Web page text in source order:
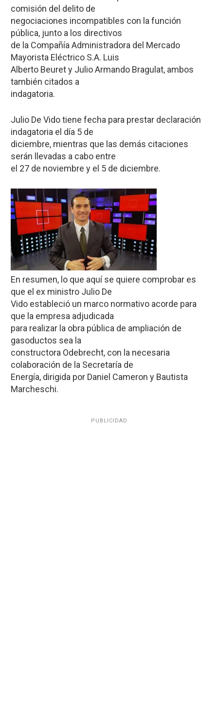
comisión del delito de
negociaciones incompatibles con la función
pública, junto a los directivos
de la Compañía Administradora del Mercado
Mayorista Eléctrico S.A. Luis
Alberto Beuret y Julio Armando Bragulat, ambos
también citados a
indagatoria.
Julio De Vido tiene fecha para prestar declaración
indagatoria el día 5 de
diciembre, mientras que las demás citaciones
serán llevadas a cabo entre
el 27 de noviembre y el 5 de diciembre.
En resumen, lo que aquí se quiere comprobar es
que el ex ministro Julio De
Vido estableció un marco normativo acorde para
que la empresa adjudicada
para realizar la obra pública de ampliación de
gasoductos sea la
constructora Odebrecht, con la necesaria
colaboración de la Secretaría de
Energía, dirigida por Daniel Cameron y Bautista
Marcheschi.
PUBLICIDAD